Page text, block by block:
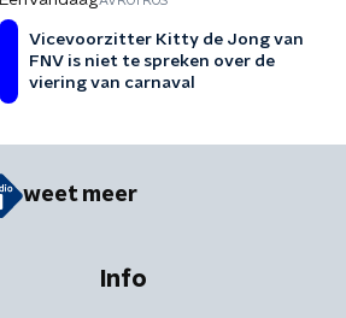
Vicevoorzitter Kitty de Jong van
FNV is niet te spreken over de
viering van carnaval
weet meer
Info